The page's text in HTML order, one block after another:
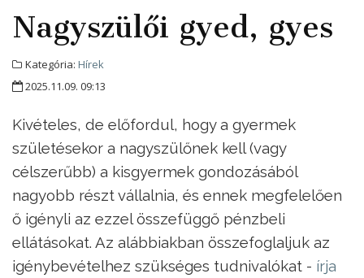
Nagyszülői gyed, gyes
Kategória: Hírek
2025.11.09. 09:13
Kivételes, de előfordul, hogy a gyermek
születésekor a nagyszülőnek kell (vagy
célszerűbb) a kisgyermek gondozásából
nagyobb részt vállalnia, és ennek megfelelően
ő igényli az ezzel összefüggő pénzbeli
ellátásokat. Az alábbiakban összefoglaljuk az
igénybevételhez szükséges tudnivalókat - írja